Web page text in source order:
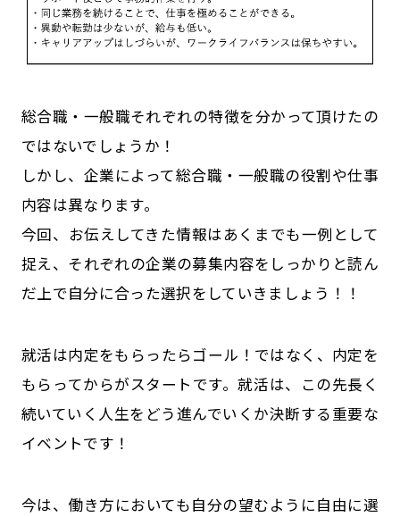
総合職・一般職それぞれの特徴を分かって頂けたの
ではないでしょうか！
しかし、企業によって総合職・一般職の役割や仕事
内容は異なります。
今回、お伝えしてきた情報はあくまでも一例として
捉え、それぞれの企業の募集内容をしっかりと読ん
だ上で自分に合った選択をしていきましょう！！
就活は内定をもらったらゴール！ではなく、内定を
もらってからがスタートです。就活は、この先長く
続いていく人生をどう進んでいくか決断する重要な
イベントです！
今は、働き方においても自分の望むように自由に選